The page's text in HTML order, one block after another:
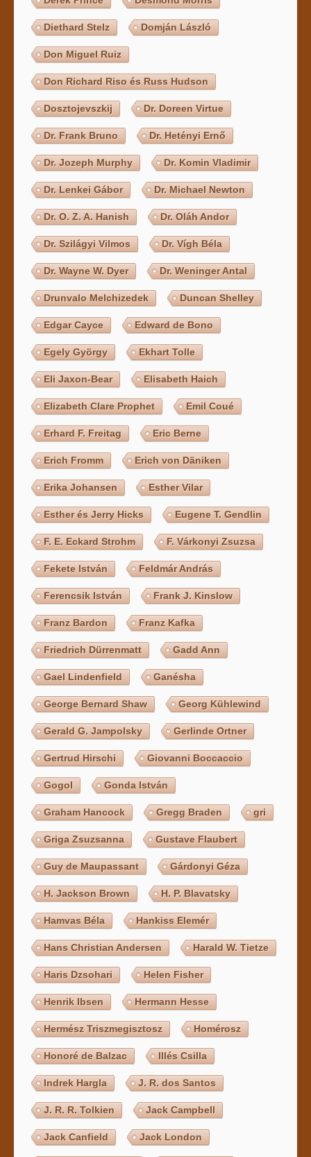
Diethard Stelz Domján László
Don Miguel Ruiz
Don Richard Riso és Russ Hudson
Dosztojevszkij Dr. Doreen Virtue
Dr. Frank Bruno Dr. Hetényi Ernő
Dr. Jozeph Murphy Dr. Komin Vladimir
Dr. Lenkei Gábor Dr. Michael Newton
Dr. O. Z. A. Hanish Dr. Oláh Andor
Dr. Szilágyi Vilmos Dr. Vígh Béla
Dr. Wayne W. Dyer Dr. Weninger Antal
Drunvalo Melchizedek Duncan Shelley
Edgar Cayce Edward de Bono
Egely György Ekhart Tolle
Eli Jaxon-Bear Elisabeth Haich
Elizabeth Clare Prophet Emil Coué
Erhard F. Freitag Eric Berne
Erich Fromm Erich von Däniken
Erika Johansen Esther Vilar
Esther és Jerry Hicks Eugene T. Gendlin
F. E. Eckard Strohm F. Várkonyi Zsuzsa
Fekete István Feldmár András
Ferencsik István Frank J. Kinslow
Franz Bardon Franz Kafka
Friedrich Dürrenmatt Gadd Ann
Gael Lindenfield Ganésha
George Bernard Shaw Georg Kühlewind
Gerald G. Jampolsky Gerlinde Ortner
Gertrud Hirschi Giovanni Boccaccio
Gogol Gonda István
Graham Hancock Gregg Braden gri
Griga Zsuzsanna Gustave Flaubert
Guy de Maupassant Gárdonyi Géza
H. Jackson Brown H. P. Blavatsky
Hamvas Béla Hankiss Elemér
Hans Christian Andersen Harald W. Tietze
Haris Dzsohari Helen Fisher
Henrik Ibsen Hermann Hesse
Hermész Triszmegisztosz Homérosz
Honoré de Balzac Illés Csilla
Indrek Hargla J. R. dos Santos
J. R. R. Tolkien Jack Campbell
Jack Canfield Jack London